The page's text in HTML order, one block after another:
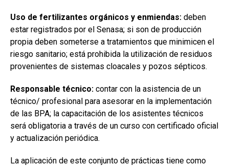
Uso de fertilizantes orgánicos y enmiendas: deben
estar registrados por el Senasa; si son de producción
propia deben someterse a tratamientos que minimicen el
riesgo sanitario; está prohibida la utilización de residuos
provenientes de sistemas cloacales y pozos sépticos.
Responsable técnico: contar con la asistencia de un
técnico/ profesional para asesorar en la implementación
de las BPA; la capacitación de los asistentes técnicos
será obligatoria a través de un curso con certificado oficial
y actualización periódica.
La aplicación de este conjunto de prácticas tiene como